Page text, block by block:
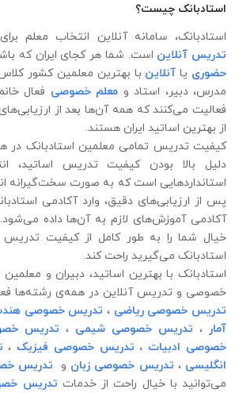
استادبانک چیست؟
استادبانک، سامانه آنلاین انتخاب معلم برای
تدریس آنلاین است. شما هر کجای ایران که
حضوری یا آنلاین
مدرس، دبیر، استاد و معلم خصوصی فعال
فعالیت می‌کنند که همه آن‌ها بعد از
از بهترین اساتید ایران هستند.
کیفیت تدریس تمامی معلمین استادبانک در
دلیل بالا بودن کیفیت تدریس اساتید،
استانداردهایی است که به صورت سخت‌گیرانه
پس از ارزیابی‌های دقیق، وارد آکادمی
آکادمی آموزش‌های لازم به آن‌ها داده
خیال شما را به طور کامل از کیفیت
استادبانک می‌گیرید راحت کند.
استادبانک با بهترین اساتید، دبیران و
خصوصی و تدریس آنلاین در همه‌ی رشته‌ها
تدریس خصوصی ریاضی ، تدریس خصوصی
آمار ، تدریس خصوصی شیمی ، تدریس
خصوصی ادبیات ، تدریس خصوصی فیزیک ،
انگلیسی، تدریس خصوصی زبان و تدریس
می‌توانید با خیال راحت از خدمات تدریس